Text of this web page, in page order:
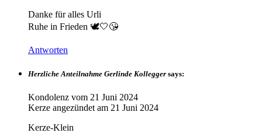
Danke für alles Urli
Ruhe in Frieden 🕊️🤍😘
Antworten
Herzliche Anteilnahme Gerlinde Kollegger says:
Kondolenz vom 21 Juni 2024
Kerze angezündet am 21 Juni 2024
Kerze-Klein